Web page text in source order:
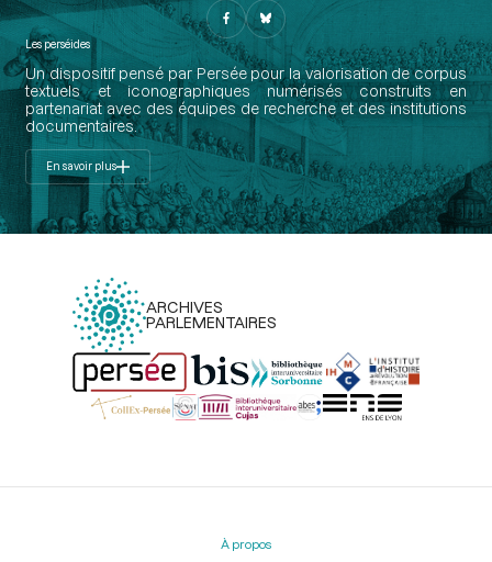
Les perséides
Un dispositif pensé par Persée pour la valorisation de corpus
textuels et iconographiques numérisés construits en
partenariat avec des équipes de recherche et des institutions
documentaires.
En savoir plus
ARCHIVES
PARLEMENTAIRES
Menu
À propos